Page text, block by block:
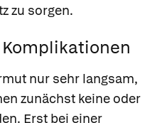
zu sorgen.
nur sehr langsam,
zunächst keine oder
Erst bei einer